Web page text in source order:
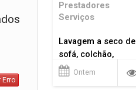
Erro
Prestadores
Serviços
Lavagem a seco de
sofá, colchão,
tapetes...
Ontem